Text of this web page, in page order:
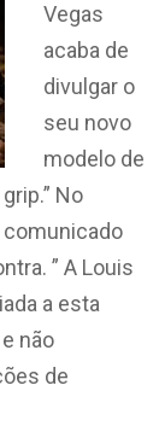
Vegas
acaba de
divulgar o
seu novo
modelo de
No
” A Louis
a esta
não
de